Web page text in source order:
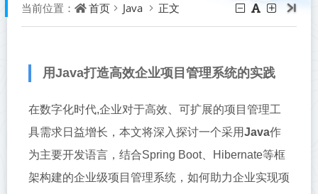
当前位置： 首页 Java 正文
用Java打造高效企业项目管理系统的实践
在数字化时代,企业对于高效、可扩展的项目管理工
具需求日益增长，本文将深入探讨一个采用Java作
为主要开发语言，结合Spring Boot、Hibernate等框
架构建的企业级项目管理系统，如何助力企业实现项